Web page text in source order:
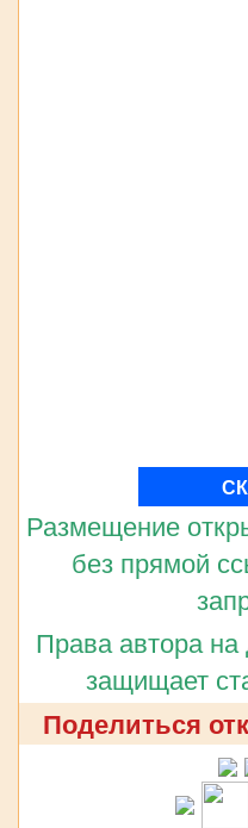
Размещение
без прямой
Права автора
защищает
Поделиться